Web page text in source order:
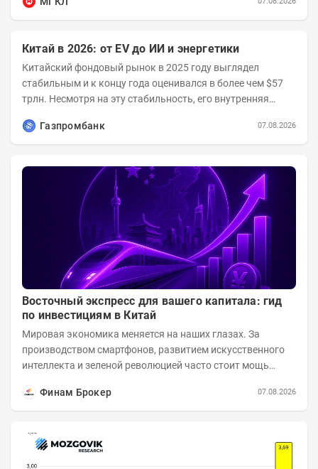
Китай в 2026: от EV до ИИ и энергетики
Китайский фондовый рынок в 2025 году выглядел
стабильным и к концу года оценивался в более чем $57
трлн. Несмотря на эту стабильность, его внутренняя
Газпромбанк
07.08.2026
Восточный экспресс для вашего капитала: гид
по инвестициям в Китай
Мировая экономика меняется на наших глазах. За
производством смартфонов, развитием искусственного
интеллекта и зеленой революцией часто стоит мощь
Финам Брокер
07.08.2026